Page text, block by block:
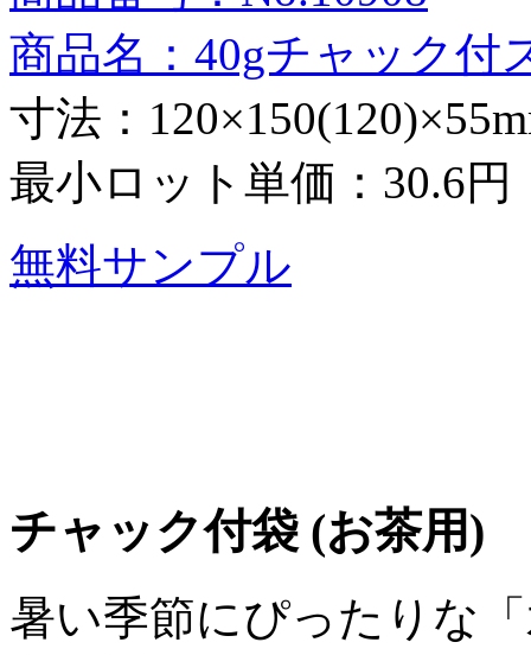
商品名：40gチャック付
寸法：
最小ロット単価： 30.6円
無料サンプル
チャック付袋 (お茶用)
暑い季節にぴったりな